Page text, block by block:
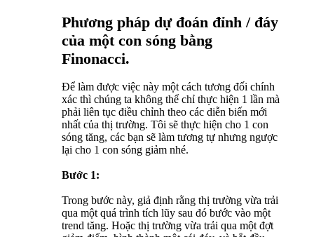
Phương pháp dự đoán đỉnh / đáy
của một con sóng bằng
Finonacci.
Để làm được việc này một cách tương đối chính
xác thì chúng ta không thể chỉ thực hiện 1 lần mà
phải liên tục điều chỉnh theo các diễn biến mới
nhất của thị trường. Tôi sẽ thực hiện cho 1 con
sóng tăng, các bạn sẽ làm tương tự nhưng ngược
lại cho 1 con sóng giảm nhé.
Bước 1:
Trong bước này, giả định rằng thị trường vừa trải
qua một quá trình tích lũy sau đó bước vào một
trend tăng. Hoặc thị trường vừa trải qua một đợt